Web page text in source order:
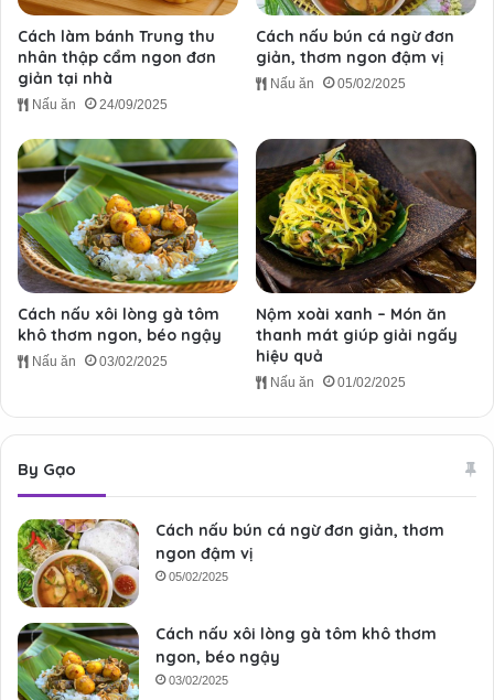
Cách làm bánh Trung thu
nhân thập cẩm ngon đơn
giản tại nhà
Nấu ăn 24/09/2025
Cách nấu bún cá ngừ đơn
giản, thơm ngon đậm vị
Nấu ăn 05/02/2025
Cách nấu xôi lòng gà tôm
khô thơm ngon, béo ngậy
Nấu ăn 03/02/2025
Nộm xoài xanh – Món ăn
thanh mát giúp giải ngấy
hiệu quả
Nấu ăn 01/02/2025
By Gạo
Cách nấu bún cá ngừ đơn giản, thơm
ngon đậm vị
05/02/2025
Cách nấu xôi lòng gà tôm khô thơm
ngon, béo ngậy
03/02/2025